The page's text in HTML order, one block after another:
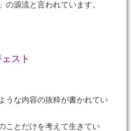
の源流と言われています。
スト
うな内容の抜粋が書かれてい
とだけを考えて生きてい